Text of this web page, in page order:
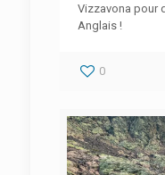
Vizzavona pour
Anglais !
0